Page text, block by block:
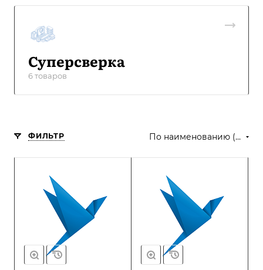
Суперсверка
6 товаров
ФИЛЬТР По наименованию (А-Я)